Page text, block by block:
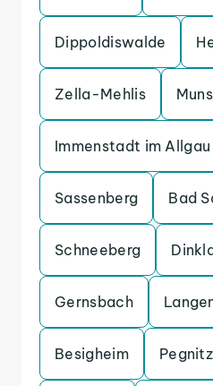
Dippoldiswalde
Zella-Mehlis
Immenstadt im Allgau
Sassenberg Bad
Schneeberg
Gernsbach
Besigheim Pegnitz